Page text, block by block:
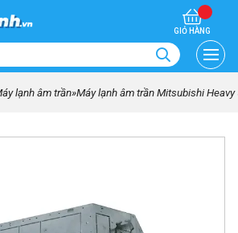
GIỎ HÀNG
lạnh âm trần»Máy lạnh âm trần Mitsubishi Heavy